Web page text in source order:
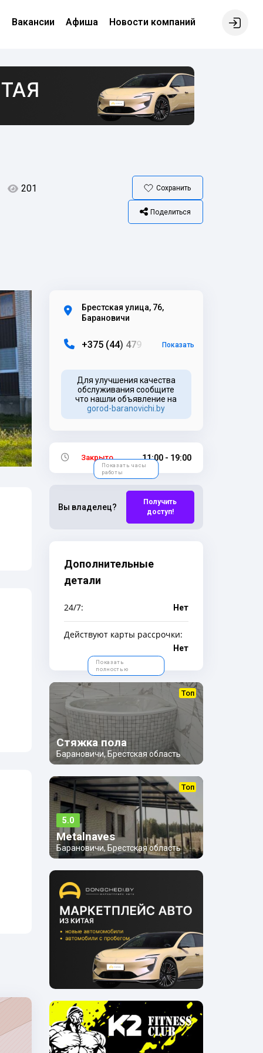
Вакансии Афиша Новости компаний
201 Сохранить
Поделиться
Брестская улица, 76,
Барановичи
+375 (44) 479 Показать
Для улучшения качества
обслуживания сообщите
что нашли объявление на
gorod-baranovichi.by
Закрыто 11:00 - 19:00
Показать часы
работы
Вы владелец?
Получить
доступ!
Дополнительные
детали
24/7: Нет
Действуют карты рассрочки:
Нет
Показать
полностью
Топ
Стяжка пола
Барановичи, Брестская область
Топ
5.0
Metalnaves
Барановичи, Брестская область